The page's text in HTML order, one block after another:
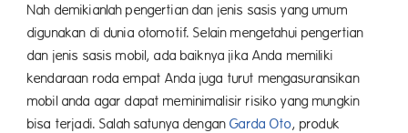
Nah demikianlah pengertian dan jenis sasis yang umum
digunakan di dunia otomotif. Selain mengetahui pengertian
dan jenis sasis mobil, ada baiknya jika Anda memiliki
kendaraan roda empat Anda juga turut mengasuransikan
mobil anda agar dapat meminimalisir risiko yang mungkin
bisa terjadi. Salah satunya denganGarda Oto, produk